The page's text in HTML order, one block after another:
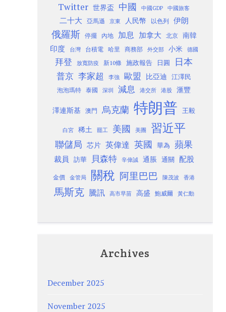
Twitter 世界盃 中國 中國GDP 中國旅客
二十大 亞馬遜 京東 人民幣 以色列 伊朗
俄羅斯 停擺 內地 加息 加拿大 北京
南韓
印度
台灣 台積電 哈里 商務部 外交部 小米 德國
拜登 放寬防疫 新10條 施政報告 日圓 日本
普京 李家超 李強 歐盟 比亞迪 江澤民
泡泡瑪特 泰國 深圳 減息 港交所 港股 滙豐
澤連斯基 澳門 烏克蘭 特朗普 王毅
白宮 稀土 罷工 美國 美團 習近平
聯儲局 芯片 英偉達 英國 華為 蘋果
裁員 訪華 貝森特 辛偉誠 通脹 通關 配股
金價 金管局 關稅 阿里巴巴 陳茂波 香港
馬斯克 騰訊 高市早苗 高盛 鮑威爾 黃仁勳
Archives
December 2025
November 2025